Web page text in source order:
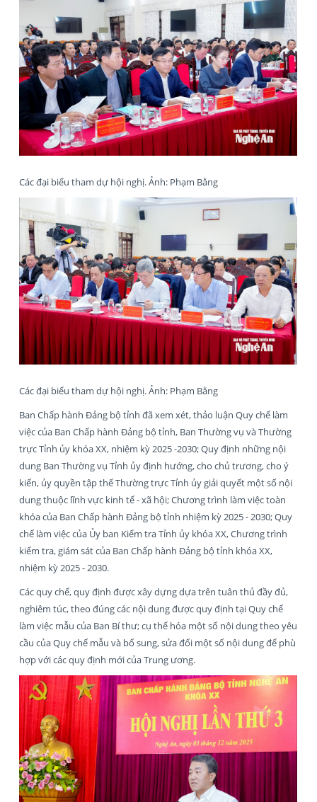
Các đại biểu tham dự hội nghị. Ảnh: Phạm Bằng
Các đại biểu tham dự hội nghị. Ảnh: Phạm Bằng
Ban Chấp hành Đảng bộ tỉnh đã xem xét, thảo luận Quy chế làm
việc của Ban Chấp hành Đảng bộ tỉnh, Ban Thường vụ và Thường
trực Tỉnh ủy khóa XX, nhiệm kỳ 2025 -2030; Quy định những nội
dung Ban Thường vụ Tỉnh ủy định hướng, cho chủ trương, cho ý
kiến, ủy quyền tập thể Thường trực Tỉnh ủy giải quyết một số nội
dung thuộc lĩnh vực kinh tế - xã hội; Chương trình làm việc toàn
khóa của Ban Chấp hành Đảng bộ tỉnh nhiệm kỳ 2025 - 2030; Quy
chế làm việc của Ủy ban Kiểm tra Tỉnh ủy khóa XX, Chương trình
kiểm tra, giám sát của Ban Chấp hành Đảng bộ tỉnh khóa XX,
nhiệm kỳ 2025 - 2030.
Các quy chế, quy định được xây dựng dựa trên tuân thủ đầy đủ,
nghiêm túc, theo đúng các nội dung được quy định tại Quy chế
làm việc mẫu của Ban Bí thư; cụ thể hóa một số nội dung theo yêu
cầu của Quy chế mẫu và bổ sung, sửa đổi một số nội dung để phù
hợp với các quy định mới của Trung ương.